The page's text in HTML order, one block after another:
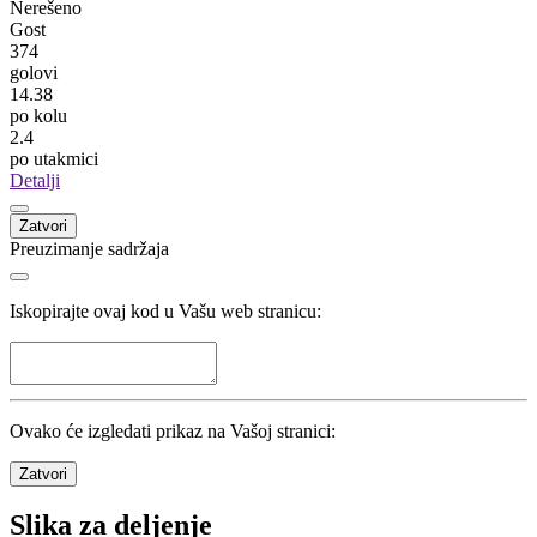
Branko Rosić
Omarska
Omarska
9
Miloš Perović
Laktaši
Laktaši
Statistika
156/156
Nerešeno
Gost
374
14.38